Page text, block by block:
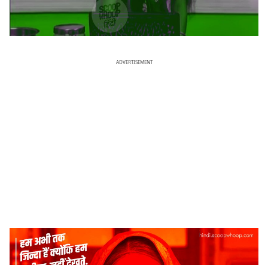
ADVERTISEMENT